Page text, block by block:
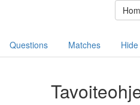
Questions Matches